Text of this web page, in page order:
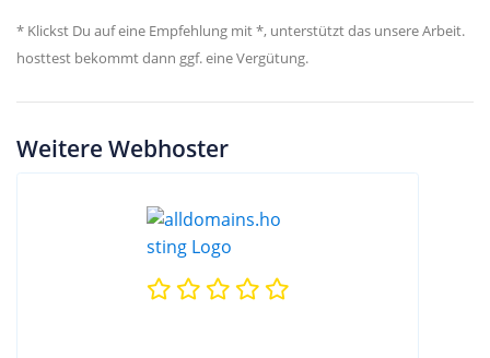
* Klickst Du auf eine Empfehlung mit *, unterstützt das unsere Arbeit.
hosttest bekommt dann ggf. eine Vergütung.
Weitere Webhoster